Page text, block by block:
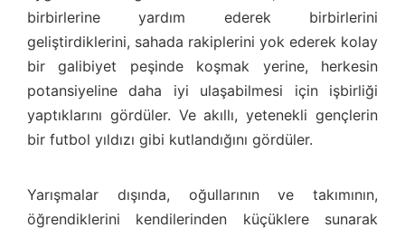
birbirlerine yardım ederek birbirlerini
geliştirdiklerini, sahada rakiplerini yok ederek kolay
bir galibiyet peşinde koşmak yerine, herkesin
potansiyeline daha iyi ulaşabilmesi için işbirliği
yaptıklarını gördüler. Ve akıllı, yetenekli gençlerin
bir futbol yıldızı gibi kutlandığını gördüler.
Yarışmalar dışında, oğullarının ve takımının,
öğrendiklerini kendilerinden küçüklere sunarak